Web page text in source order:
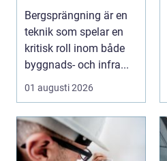
byggprojekt
Bergsprängning är en
teknik som spelar en
kritisk roll inom både
byggnads- och infra...
01 augusti 2026